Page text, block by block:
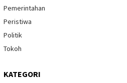
Pemerintahan
Peristiwa
Politik
Tokoh
KATEGORI